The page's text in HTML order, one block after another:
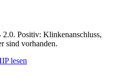
Positiv: Klinkenanschluss,
sind vorhanden.
lesen